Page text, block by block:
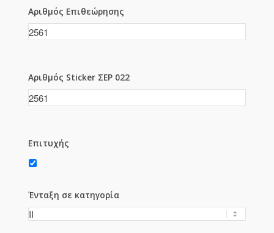
Αριθμός Επιθεώρησης
Αριθμός Sticker ΣΕΡ 022
Επιτυχής
Ένταξη σε κατηγορία